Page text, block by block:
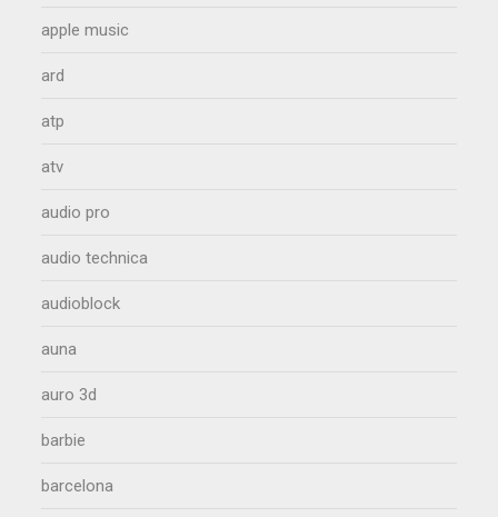
apple music
ard
atp
atv
audio pro
audio technica
audioblock
auna
auro 3d
barbie
barcelona